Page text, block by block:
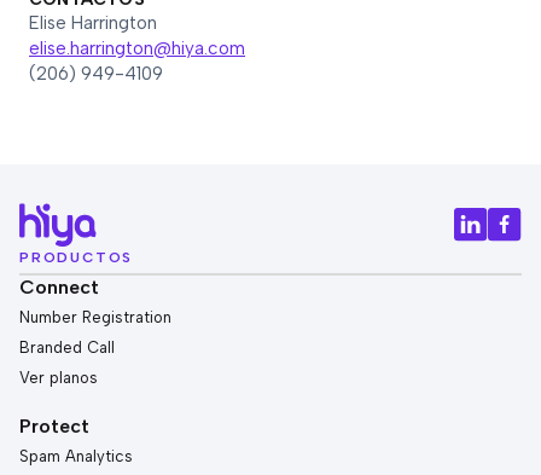
Elise Harrington
elise.harrington@hiya.com
(206) 949-4109
PRODUCTOS
Connect
Number Registration
Branded Call
Ver planos
Protect
Spam Analytics